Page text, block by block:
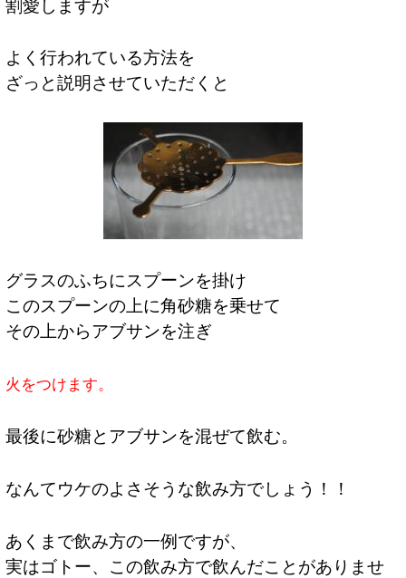
割愛しますが
よく行われている方法を
ざっと説明させていただくと
グラスのふちにスプーンを掛け
このスプーンの上に角砂糖を乗せて
その上からアブサンを注ぎ
火をつけます。
最後に砂糖とアブサンを混ぜて飲む。
なんてウケのよさそうな飲み方でしょう！！
あくまで飲み方の一例ですが、
実はゴトー、この飲み方で飲んだことがありませ